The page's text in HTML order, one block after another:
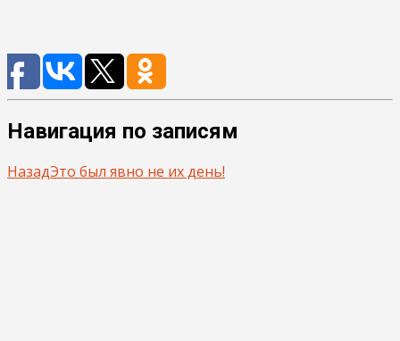
Навигация по записям
НазадЭто был явно не их день!